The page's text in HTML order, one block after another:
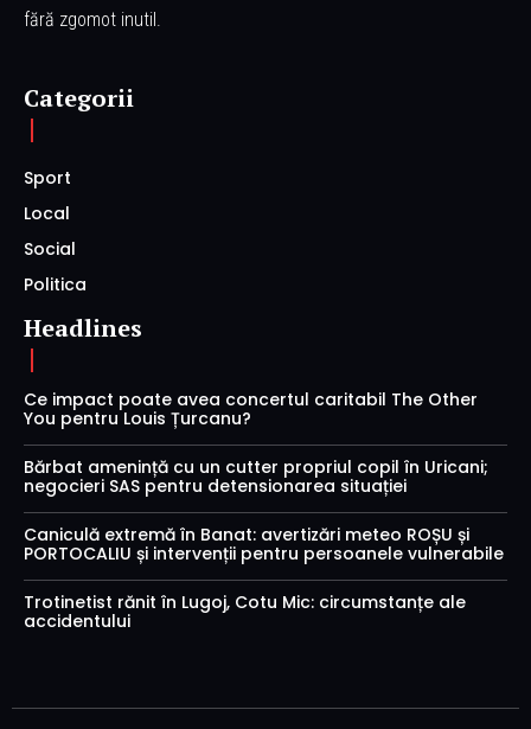
fără zgomot inutil.
Categorii
Sport
Local
Social
Politica
Headlines
Ce impact poate avea concertul caritabil The Other
You pentru Louis Țurcanu?
Bărbat amenință cu un cutter propriul copil în Uricani;
negocieri SAS pentru detensionarea situației
Caniculă extremă în Banat: avertizări meteo ROȘU și
PORTOCALIU și intervenții pentru persoanele vulnerabile
Trotinetist rănit în Lugoj, Cotu Mic: circumstanțe ale
accidentului